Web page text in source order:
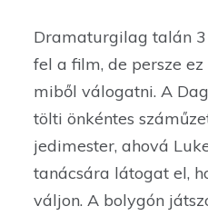
Dramaturgilag talán
fel a film, de persze
miből válogatni. A
tölti önkéntes
jedimester, ahová
tanácsára látogat el,
váljon. A bolygón